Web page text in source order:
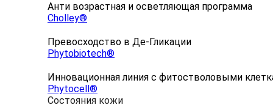
Анти возрастная и осветляющая программа
Cholley®
Превосходство в Де-Гликации
Phytobiotech®
Инновационная линия с фитостволовыми
Phytocell®
Состояния кожи